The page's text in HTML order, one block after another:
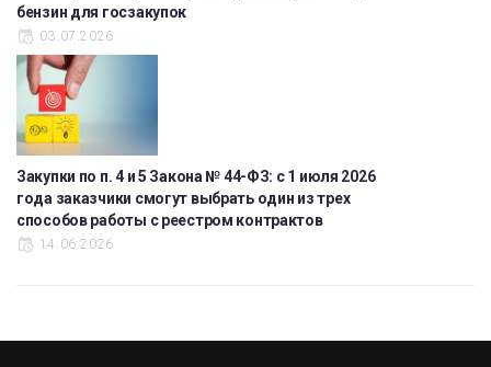
бензин для госзакупок
03.07.2026
Закупки по п. 4 и 5 Закона № 44-ФЗ: с 1 июля 2026
года заказчики смогут выбрать один из трех
способов работы с реестром контрактов
14.06.2026